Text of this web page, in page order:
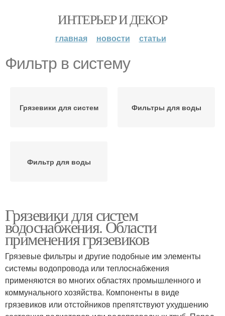
ИНТЕРЬЕР И ДЕКОР
главная новости статьи
Фильтр в систему
Грязевики для систем Фильтры для воды
Фильтр для воды
Грязевики для систем
водоснабжения. Области
применения грязевиков
Грязевые фильтры и другие подобные им элементы
системы водопровода или теплоснабжения
применяются во многих областях промышленного и
коммунального хозяйства. Компоненты в виде
грязевиков или отстойников препятствуют ухудшению